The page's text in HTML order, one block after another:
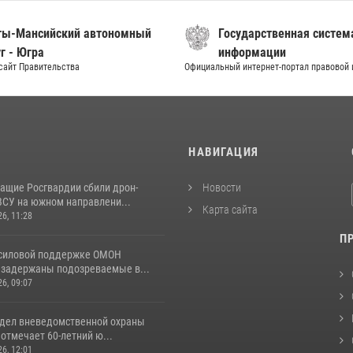
Мансийский автономный
- Югра
Правительства
Государственная
информации
Официальный интернет-портал
Росгвардии сбили дрон-
на южном направлени...
11:28
поддержке ОМОН
задержаны подозреваемые в...
09:07
вневедомственной охраны
60-летний ю...
12:01
НАВИГАЦИЯ
Новости
Карта сайта